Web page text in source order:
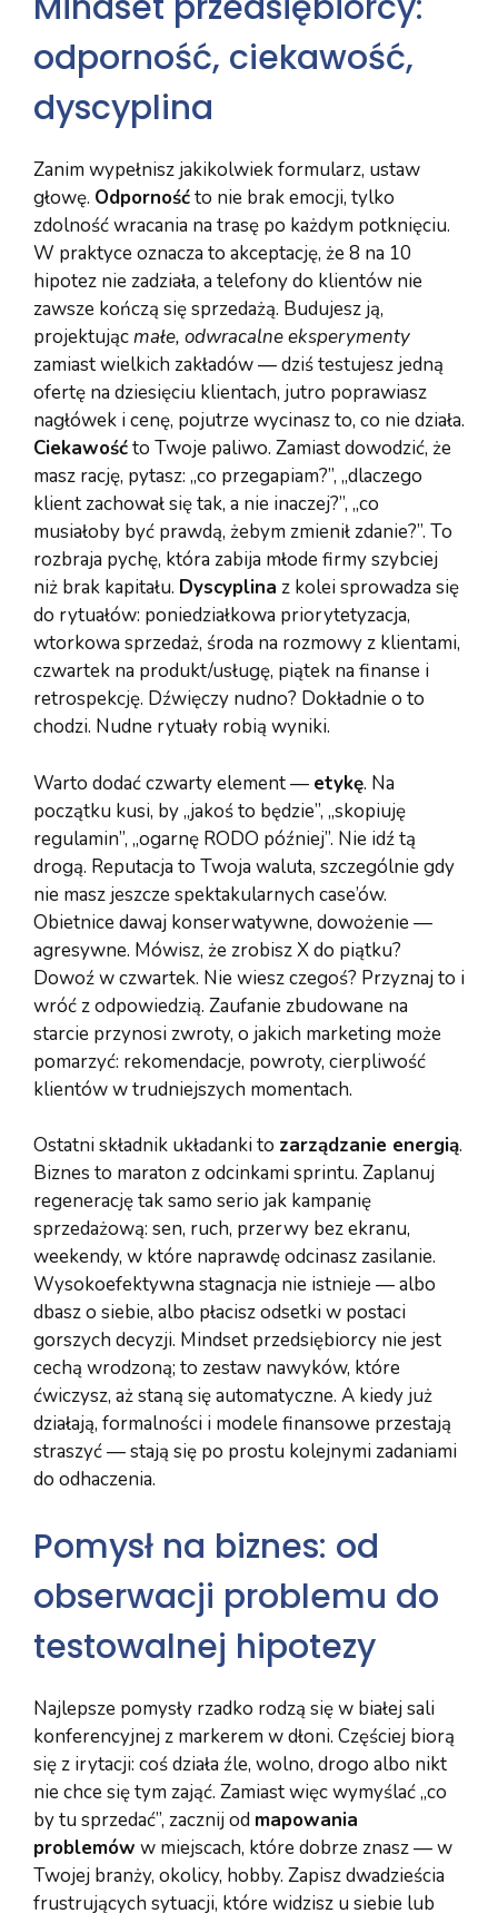
odporność, ciekawość,
dyscyplina
Zanim wypełnisz jakikolwiek formularz, ustaw
głowę. Odpornośćto nie brak emocji, tylko
zdolność wracania na trasę po każdym potknięciu.
W praktyce oznacza to akceptację, że 8 na 10
hipotez nie zadziała, a telefony do klientów nie
zawsze kończą się sprzedażą. Budujesz ją,
projektującmałe, odwracalne eksperymenty
zamiast wielkich zakładów — dziś testujesz jedną
ofertę na dziesięciu klientach, jutro poprawiasz
nagłówek i cenę, pojutrze wycinasz to, co nie działa.
Ciekawośćto Twoje paliwo. Zamiast dowodzić, że
masz rację, pytasz: „co przegapiam?”, „dlaczego
klient zachował się tak, a nie inaczej?”, „co
musiałoby być prawdą, żebym zmienił zdanie?”. To
rozbraja pychę, która zabija młode firmy szybciej
niż brak kapitału. Dyscyplina z kolei sprowadza się
do rytuałów: poniedziałkowa priorytetyzacja,
wtorkowa sprzedaż, środa na rozmowy z klientami,
czwartek na produkt/usługę, piątek na finanse i
retrospekcję. Dźwięczy nudno? Dokładnie o to
chodzi. Nudne rytuały robią wyniki.
Warto dodać czwarty element — etykę. Na
początku kusi, by „jakoś to będzie”, „skopiuję
regulamin”, „ogarnę RODO później”. Nie idź tą
drogą. Reputacja to Twoja waluta, szczególnie gdy
nie masz jeszcze spektakularnych case’ów.
Obietnice dawaj konserwatywne, dowożenie —
agresywne. Mówisz, że zrobisz X do piątku?
Dowoź w czwartek. Nie wiesz czegoś? Przyznaj to i
wróć z odpowiedzią. Zaufanie zbudowane na
starcie przynosi zwroty, o jakich marketing może
pomarzyć: rekomendacje, powroty, cierpliwość
klientów w trudniejszych momentach.
Ostatni składnik układanki to zarządzanie energią.
Biznes to maraton z odcinkami sprintu. Zaplanuj
regenerację tak samo serio jak kampanię
sprzedażową: sen, ruch, przerwy bez ekranu,
weekendy, w które naprawdę odcinasz zasilanie.
Wysokoefektywna stagnacja nie istnieje — albo
dbasz o siebie, albo płacisz odsetki w postaci
gorszych decyzji. Mindset przedsiębiorcy nie jest
cechą wrodzoną; to zestaw nawyków, które
ćwiczysz, aż staną się automatyczne. A kiedy już
działają, formalności i modele finansowe przestają
straszyć — stają się po prostu kolejnymi zadaniami
do odhaczenia.
Pomysł na biznes: od
obserwacji problemu do
testowalnej hipotezy
Najlepsze pomysły rzadko rodzą się w białej sali
konferencyjnej z markerem w dłoni. Częściej biorą
się z irytacji: coś działa źle, wolno, drogo albo nikt
nie chce się tym zająć. Zamiast więc wymyślać „co
by tu sprzedać”, zacznij od mapowania
problemów w miejscach, które dobrze znasz — w
Twojej branży, okolicy, hobby. Zapisz dwadzieścia
frustrujących sytuacji, które widzisz u siebie lub